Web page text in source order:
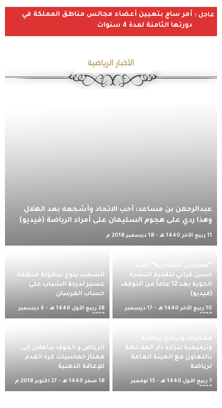
عاجل : أمر سامٍ بتعيين أعضاء مجالس مناطق المملكة في
دورتها الثامنة لمدة 4 سنوات
الأخبار الرياضية
عبدالرحمن بن مساعد: أحب الاتحاد وأشجعه بعد الهلال
وهذا ردي على هجوم السليمان على أمراء الرياضة (فيديو)
11 ربيع الآخر 1440 هـ - 18 ديسمبر 2018 م
“مهرجان الجنادرية” يُعيد
حسن كراني لتقديم النشرة
الجوية بعد 12 عاماً من التوقف
(فيديو)
10 ربيع الآخر 1440 هـ - 17 ديسمبر
2018 م
الشهيد يتوج ببطولة منطقة
عسير لدرجة الشباب على
حساب الفرسان
28 ربيع الأول 1440 هـ - 6 ديسمبر
2018 م
فعاليات وبرامج رياضية
وترفيهية لنزلاء دار الملاحظة
بالتعاون مع الهيئة العامة
لرياضة
7 ربيع الأول 1440 هـ - 15 نوفمبر
2018 م
الرياض و الجوف يتأهلان إلى
ممتاز خماسيات كرة القدم
للإعاقة الذهنية
18 صفر 1440 هـ - 27 أكتوبر 2018 م